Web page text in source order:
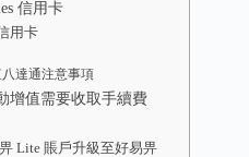
信用卡
用卡
達通注意事項
增值需要收取手續費
Lite 賬戶升級至好易畀